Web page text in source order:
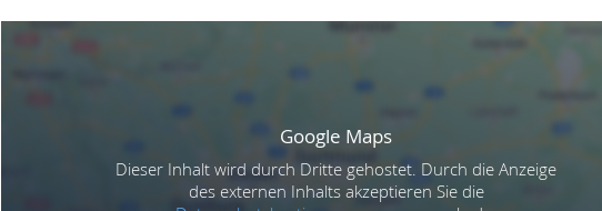
Google Maps
Dieser Inhalt wird durch Dritte gehostet. Durch die Anzeige
des externen Inhalts akzeptieren Sie die